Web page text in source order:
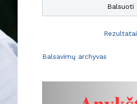
Rezultatai
Balsavimų archyvas